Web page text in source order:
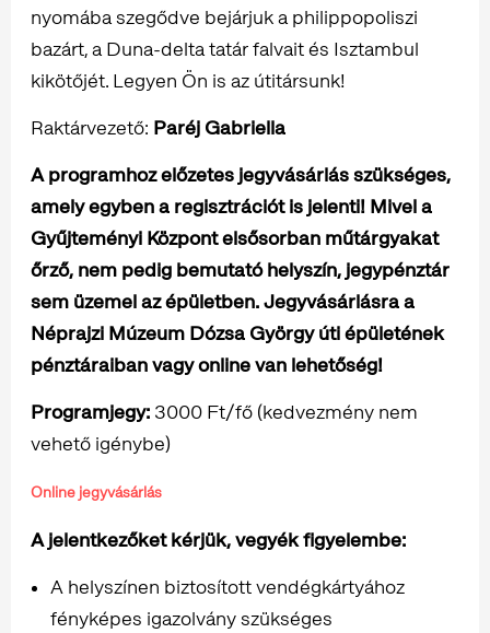
nyomába szegődve bejárjuk a philippopoliszi
bazárt, a Duna-delta tatár falvait és Isztambul
kikötőjét. Legyen Ön is az útitársunk!
Raktárvezető: Paréj Gabriella
A programhoz előzetes jegyvásárlás szükséges,
amely egyben a regisztrációt is jelenti! Mivel a
Gyűjteményi Központ elsősorban műtárgyakat
őrző, nem pedig bemutató helyszín, jegypénztár
sem üzemel az épületben. Jegyvásárlásra a
Néprajzi Múzeum Dózsa György úti épületének
pénztáraiban vagy online van lehetőség!
Programjegy: 3000 Ft/fő (kedvezmény nem
vehető igénybe)
Online jegyvásárlás
A jelentkezőket kérjük, vegyék figyelembe:
A helyszínen biztosított vendégkártyához
fényképes igazolvány szükséges